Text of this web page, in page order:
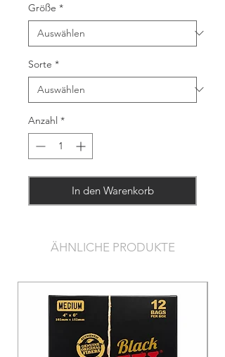
Größe *
Sorte *
Anzahl *
In den Warenkorb
ÄHNLICHE PRODUKTE